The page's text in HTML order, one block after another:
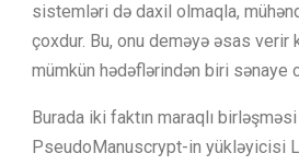
sistemləri də daxil olmaqla,
çoxdur. Bu, onu deməyə əsas verir
mümkün hədəflərindən biri sənaye
Burada iki faktın maraqlı
PseudoManuscrypt-in yükləyicisi